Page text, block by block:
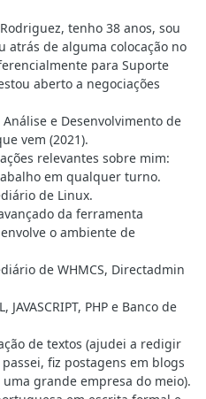
tenho 38 anos, sou
atrás de alguma colocação no
para Suporte
aberto a negociações
e Desenvolvimento de
vem (2021).
relevantes sobre mim:
em qualquer turno.
de Linux.
da ferramenta
o ambiente de
de WHMCS, Directadmin
PHP e Banco de
de textos (ajudei a redigir
fiz postagens em blogs
grande empresa do meio).